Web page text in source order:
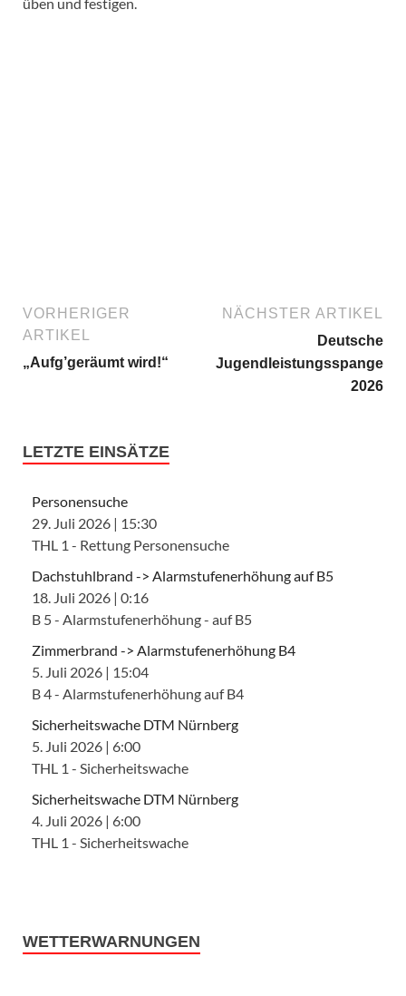
üben und festigen.
VORHERIGER
ARTIKEL
„Aufg’geräumt wird!“
NÄCHSTER ARTIKEL
Deutsche
Jugendleistungsspange
2026
LETZTE EINSÄTZE
Personensuche
29. Juli 2026 | 15:30
THL 1 - Rettung Personensuche
Dachstuhlbrand -> Alarmstufenerhöhung auf B5
18. Juli 2026 | 0:16
B 5 - Alarmstufenerhöhung - auf B5
Zimmerbrand -> Alarmstufenerhöhung B4
5. Juli 2026 | 15:04
B 4 - Alarmstufenerhöhung auf B4
Sicherheitswache DTM Nürnberg
5. Juli 2026 | 6:00
THL 1 - Sicherheitswache
Sicherheitswache DTM Nürnberg
4. Juli 2026 | 6:00
THL 1 - Sicherheitswache
WETTERWARNUNGEN